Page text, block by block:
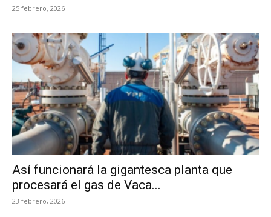
25 febrero, 2026
Así funcionará la gigantesca planta que
procesará el gas de Vaca...
23 febrero, 2026